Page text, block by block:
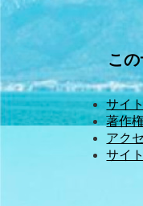
こ
サイ
著作
アク
サイ